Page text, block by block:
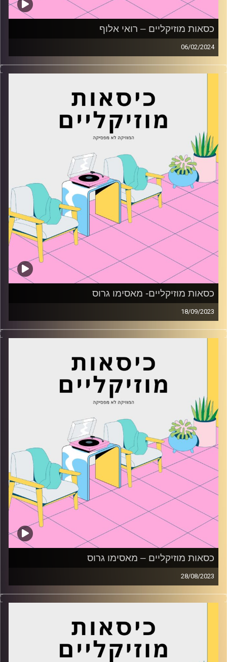
כסאות מוזיקליים – רואי אלוף
06/02/2024
כסאות מוזיקליים עם רואי אלוף
כסאות מוזיקליים- מאסימו גרוס
18/09/2023
כסאות מוזיקליים עם מאסימו גרוס
כסאות מוזיקליים – מאסימו גרוס
28/08/2023
כסאות מוזיקליים עם מאסימו גרוס